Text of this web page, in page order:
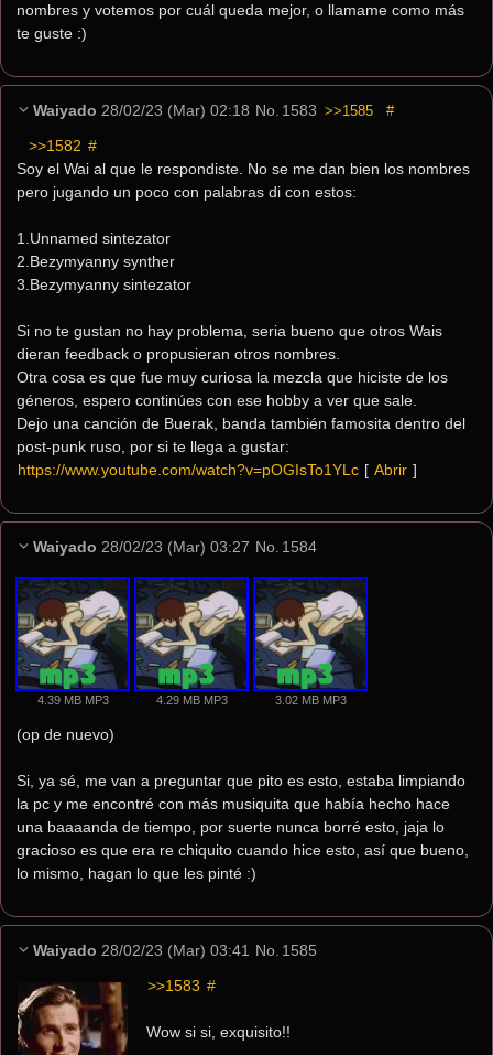
nombres y votemos por cuál queda mejor, o llamame como más
te guste :)
Waiyado 28/02/23 (Mar) 02:18 No. 1583 >>1585 #
>>1582 #
Soy el Wai al que le respondiste. No se me dan bien los nombres
pero jugando un poco con palabras di con estos:
1.Unnamed sintezator
2.Bezymyanny synther
3.Bezymyanny sintezator
Si no te gustan no hay problema, seria bueno que otros Wais
dieran feedback o propusieran otros nombres.
Otra cosa es que fue muy curiosa la mezcla que hiciste de los
géneros, espero continúes con ese hobby a ver que sale.
Dejo una canción de Buerak, banda también famosita dentro del
https://www.youtube.com/watch?v=pOGIsTo1YLc [ Abrir ]
Waiyado 28/02/23 (Mar) 03:27 No. 1584
4.39 MB MP3 4.29 MB MP3 3.02 MB MP3
(op de nuevo)
Si, ya sé, me van a preguntar que pito es esto, estaba limpiando
la pc y me encontré con más musiquita que había hecho hace
una baaaanda de tiempo, por suerte nunca borré esto, jaja lo
gracioso es que era re chiquito cuando hice esto, así que bueno,
lo mismo, hagan lo que les pinté :)
Waiyado 28/02/23 (Mar) 03:41 No. 1585
>>1583 #
Wow si si, exquisito!!